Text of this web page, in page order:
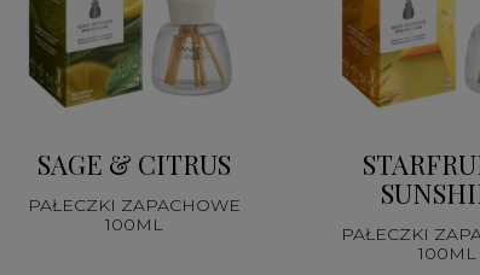
SAGE & CITRUS
PAŁECZKI ZAPACHOWE
100ML
PAŁECZKI
100ML